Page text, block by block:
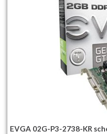
EVGA 02G-P3-2738-KR